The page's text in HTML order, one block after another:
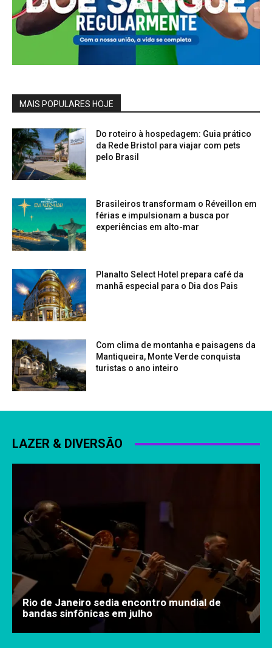
MAIS POPULARES HOJE
Do roteiro à hospedagem: Guia prático
da Rede Bristol para viajar com pets
pelo Brasil
Brasileiros transformam o Réveillon em
férias e impulsionam a busca por
experiências em alto-mar
Planalto Select Hotel prepara café da
manhã especial para o Dia dos Pais
Com clima de montanha e paisagens da
Mantiqueira, Monte Verde conquista
turistas o ano inteiro
LAZER & DIVERSÃO
Rio de Janeiro sedia encontro mundial de
bandas sinfônicas em julho